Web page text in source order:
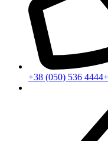
+38 (050) 536 4444